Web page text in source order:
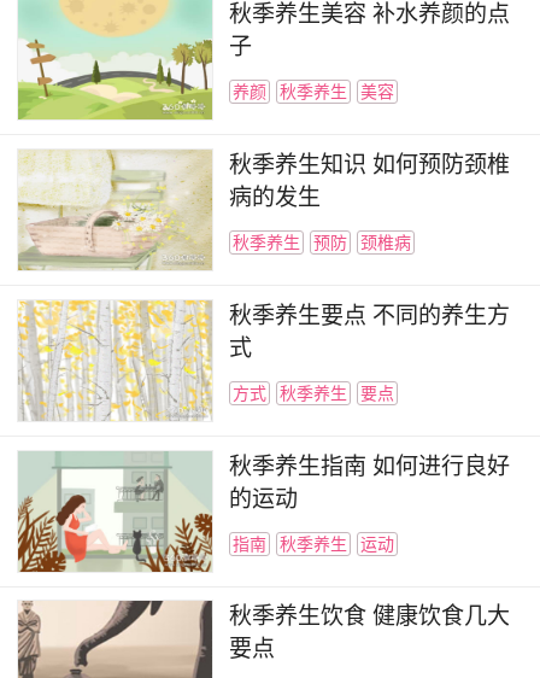
秋季养生美容 补水养颜的点
子
养颜 秋季养生 美容
秋季养生知识 如何预防颈椎
病的发生
秋季养生 预防 颈椎病
秋季养生要点 不同的养生方
式
方式 秋季养生 要点
秋季养生指南 如何进行良好
的运动
指南 秋季养生 运动
秋季养生饮食 健康饮食几大
要点